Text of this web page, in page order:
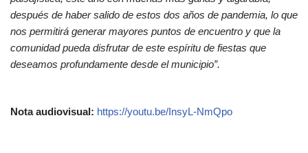
después de haber salido de estos dos años de pandemia, lo que
nos permitirá generar mayores puntos de encuentro y que la
comunidad pueda disfrutar de este espíritu de fiestas que
deseamos profundamente desde el municipio”.
Nota audiovisual: https://youtu.be/InsyL-NmQpo